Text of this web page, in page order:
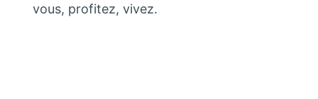
vous, profitez, vivez.